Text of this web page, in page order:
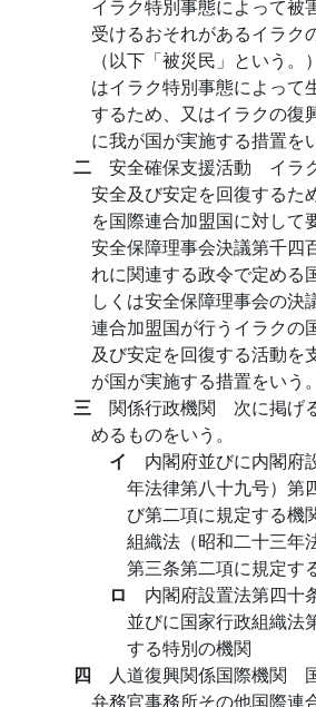
イラク特別事態によって被
受けるおそれがあるイラク
（以下「被災民」という。
はイラク特別事態によって
するため、又はイラクの復
に我が国が実施する措置を
二 安全確保支援活動 イラ
安全及び安定を回復するた
を国際連合加盟国に対して
安全保障理事会決議第千四
れに関連する政令で定める
しくは安全保障理事会の決
連合加盟国が行うイラクの
及び安定を回復する活動を
が国が実施する措置をいう。
三 関係行政機関 次に掲げ
めるものをいう。
イ 内閣府並びに内閣府
年法律第八十九号）第
び第二項に規定する機
組織法（昭和二十三年
第三条第二項に規定す
ロ 内閣府設置法第四十
並びに国家行政組織法
する特別の機関
四 人道復興関係国際機関
弁務官事務所その他国際連